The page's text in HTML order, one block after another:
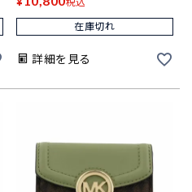
在庫切れ
詳細を見る